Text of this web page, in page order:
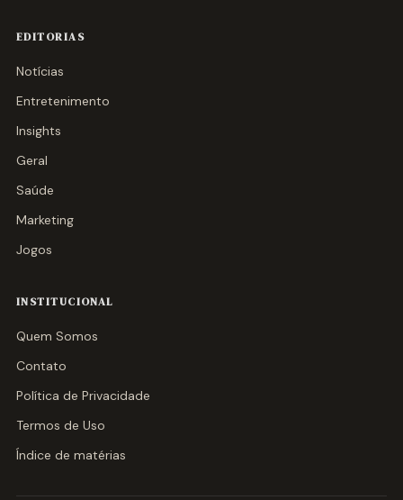
EDITORIAS
Notícias
Entretenimento
Insights
Geral
Saúde
Marketing
Jogos
INSTITUCIONAL
Quem Somos
Contato
Política de Privacidade
Termos de Uso
Índice de matérias